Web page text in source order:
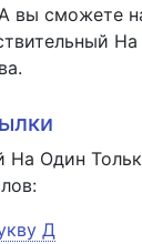
вы сможете
На Один
Д